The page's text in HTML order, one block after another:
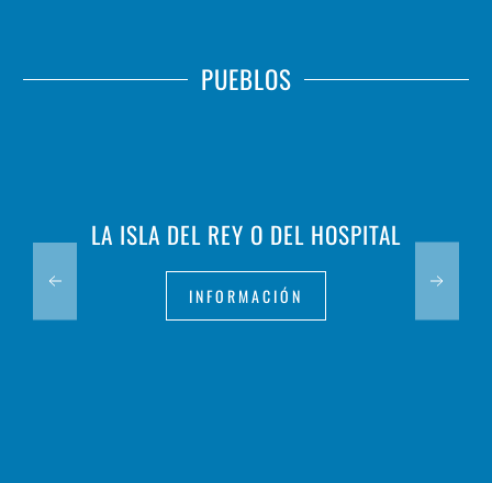
PUEBLOS
LA ISLA DEL REY O DEL HOSPITAL
INFORMACIÓN